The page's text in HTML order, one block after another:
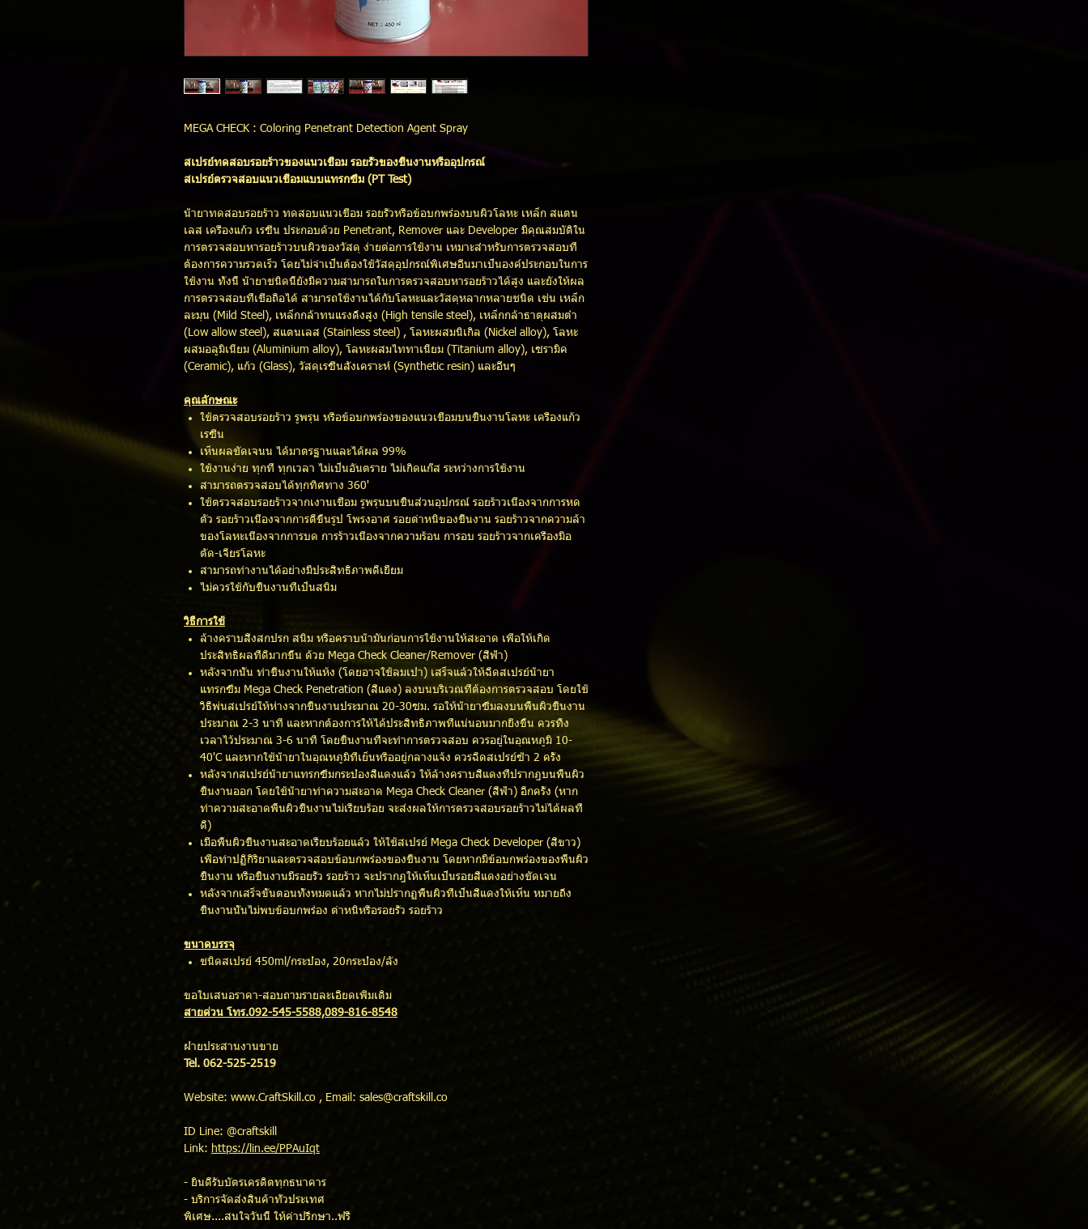
MEGA CHECK : Coloring Penetrant Detection Agent Spray
สเปรย์ทดสอบรอยร้าวของแนวเชื่อม รอยรั่วของชิ้นงานหรืออุปกรณ์
สเปรย์ตรวจสอบแนวเชื่อมแบบแทรกซึม (PT Test)
น้ำยาทดสอบรอยร้าว ทดสอบแนวเชื่อม รอยรั่วหรือข้อบกพร่องบนผิวโลหะ เหล็ก สแตน
เลส เครื่องแก้ว เรซิ่น ประกอบด้วย Penetrant, Remover และ Developer มีคุณสมบัติใน
การตรวจสอบหารอยร้าวบนผิวของวัสดุ ง่ายต่อการใช้งาน เหมาะสำหรับการตรวจสอบที่
ต้องการความรวดเร็ว โดยไม่จำเป็นต้องใช้วัสดุอุปกรณ์พิเศษอื่นมาเป็นองค์ประกอบในการ
ใช้งาน ทั้งนี้ น้ำยาชนิดนี้ยังมีความสามารถในการตรวจสอบหารอยร้าวได้สูง และยังให้ผล
การตรวจสอบที่เชื่อถือได้ สามารถใช้งานได้กับโลหะและวัสดุหลากหลายชนิด เช่น เหล็ก
ละมุน (Mild Steel), เหล็กกล้าทนแรงดึงสูง (High tensile steel), เหล็กกล้าธาตุผสมต่ำ
(Low allow steel), สแตนเลส (Stainless steel) , โลหะผสมนิเกิล (Nickel alloy), โลหะ
ผสมอลูมิเนียม (Aluminium alloy), โลหะผสมไททาเนียม (Titanium alloy), เซรามิค
(Ceramic), แก้ว (Glass), วัสดุเรซิ่นสังเคราะห์ (Synthetic resin) และอื่นๆ
คุณลักษณะ
ใช้ตรวจสอบรอยร้าว รูพรุน หรือข้อบกพร่องของแนวเชื่อมบนชิ้นงานโลหะ เครื่องแก้ว
เรซิ่น
เห็นผลชัดเจนน ได้มาตรฐานและได้ผล 99%
ใช้งานง่าย ทุกที่ ทุกเวลา ไม่เป็นอันตราย ไม่เกิดแก๊ส ระหว่างการใช้งาน
สามารถตรวจสอบได้ทุกทิศทาง 360'
ใช้ตรวจสอบรอยร้าวจากเงานเชื่อม รูพรุนบนชิ้นส่วนอุปกรณ์ รอยร้าวเนื่องจากการหด
ตัว รอยร้าวเนื่องจากการตีขึ้นรูป โพรงอาศ รอยตำหนิของชิ้นงาน รอยร้าวจากความล้า
ของโลหะเนื่องจากการบด การร้าวเนื่องจากความร้อน การอบ รอยร้าวจากเครื่องมือ
ตัด-เจียรโลหะ
สามารถทำงานได้อย่างมีประสิทธิภาพดีเยี่ยม
ไม่ควรใช้กับชิ้นงานที่เป็นสนิม
วิธีการใช้
ล้างคราบสิ่งสกปรก สนิม หรือคราบน้ำมันก่อนการใช้งานให้สะอาด เพื่อให้เกิด
ประสิทธิผลที่ดีมากขึ้น ด้วย Mega Check Cleaner/Remover (สีฟ้า)
หลังจากนั้น ทำช้ินงานให้แห้ง (โดยอาจใช้ลมเป่า) เสร็จแล้วให้ฉีดสเปรย์น้ำยา
แทรกซึม Mega Check Penetration (สีแดง) ลงบนบริเวณที่ต้องการตรวจสอบ โดยใช้
วิธีพ่นสเปรย์ให้ห่างจากชิ้นงานประมาณ 20-30ซม. รอให้น้ำยาซึมลงบนพื้นผิวชิ้นงาน
ประมาณ 2-3 นาที และหากต้องการให้ได้ประสิทธิภาพที่แน่นอนมากยิ่งขึ้น ควรทิ้ง
เวลาไว้ประมาณ 3-6 นาที โดยช้ินงานที่จะทำการตรวจสอบ ควรอยู่ในอุณหภูมิ 10-
40'C และหากใช้น้ำยาในอุณหภูมิที่เย็นหรืออยู่กลางแจ้ง ควรฉีดสเปรย์ซ้ำ 2 ครั้ง
หลังจากสเปรย์น้ำยาแทรกซึมกระป๋องสีแดงแล้ว ให้ล้างคราบสีแดงที่ปรากฎบนพื้นผิว
ชิ้นงานออก โดยใช้น้ำยาทำความสะอาด Mega Check Cleaner (สีฟ้า) อีกครั้ง (หาก
ทำความสะอาดพื้นผิวชิ้นงานไม่เรียบร้อย จะส่งผลให้การตรวจสอบรอยร้าวไม่ได้ผลที่
ดี)
เมื่อพื้นผิวชิ้นงานสะอาดเรียบร้อยแล้ว ให้ใช้สเปรย์ Mega Check Developer (สีขาว)
เพื่อทำปฏิกิริยาและตรวจสอบข้อบกพร่องของชิ้นงาน โดยหากมีข้อบกพร่องของพื้นผิว
ชิ้นงาน หรือชิ้นงานมีรอยรั่ว รอยร้าว จะปรากฎให้เห็นเป็นรอยสีแดงอย่างชัดเจน
หลังจากเสร็จขั้นตอนทั้งหมดแล้ว หากไม่ปรากฏพื้นผิวที่เป็นสีแดงให้เห็น หมายถึง
ชิ้นงานนั้นไม่พบข้อบกพร่อง ตำหนิหรือรอยรั่ว รอยร้าว
ขนาดบรรจุ
ชนิดสเปรย์ 450ml/กระป๋อง, 20กระป๋อง/ลัง
ขอใบเสนอราคา-สอบถามรายละเอียดเพิ่มเติม
สายด่วน โทร.092-545-5588,089-816-8548
ฝ่ายประสานงานขาย
Tel. 062-525-2519
Website: www.CraftSkill.co , Email: sales@craftskill.co
ID Line: @craftskill
Link: https://lin.ee/PPAuIqt
- ยินดีรับบัตรเครดิตทุกธนาคาร
- บริการจัดส่งสินค้าทั่วประเทศ
พิเศษ....สนใจวันนี้ ให้คำปรึกษา..ฟรี